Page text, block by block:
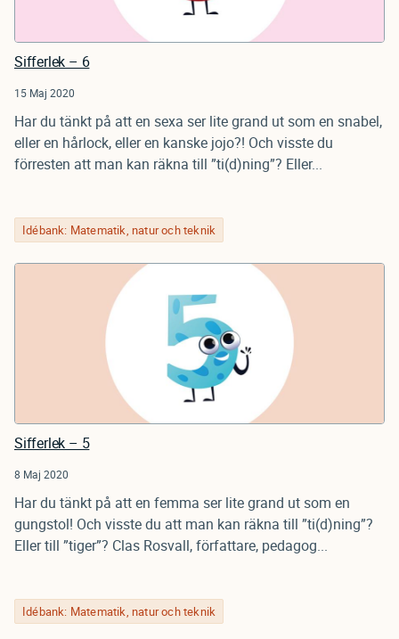
Sifferlek – 6
15 Maj 2020
Har du tänkt på att en sexa ser lite grand ut som en snabel,
eller en hårlock, eller en kanske jojo?! Och visste du
förresten att man kan räkna till ”ti(d)ning”? Eller...
Idébank: Matematik, natur och teknik
Sifferlek – 5
8 Maj 2020
Har du tänkt på att en femma ser lite grand ut som en
gungstol! Och visste du att man kan räkna till ”ti(d)ning”?
Eller till ”tiger”? Clas Rosvall, författare, pedagog...
Idébank: Matematik, natur och teknik